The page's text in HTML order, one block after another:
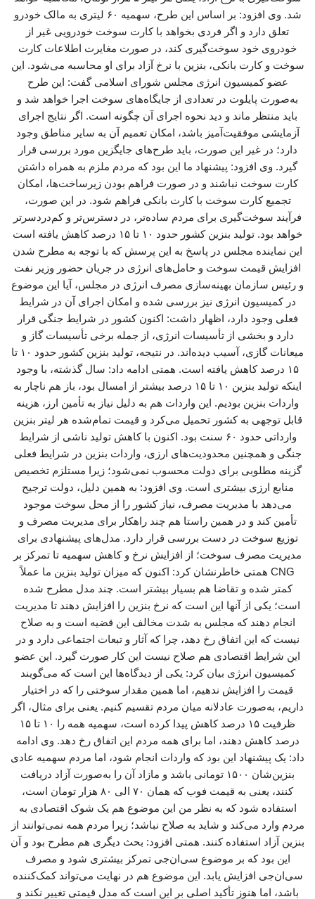
شد. وی افزود: بر اساس این طرح، سهمیه ۶۰ لیتری به مالک خودرو
تعلق دارد و اگر فردی بخواهد با کارت سوخت خودرویی غیر از
خودروی خود سوخت‌گیری کند، در صورت مغایرت اطلاعات کارت
سوخت و کارت بانکی، بنزین با نرخ آزاد برای او محاسبه می‌شود. این
عضو کمیسیون انرژی مجلس شورای اسلامی گفت: این طرح
به‌صورت پایلوت در تعدادی از جایگاه‌های سوخت اجرا خواهد شد و
باید منتظر ماند و دید نحوه اجرای آن چگونه است. اگر نتایج اجرای
آزمایشی موفقیت‌آمیز باشد، امکان تعمیم آن به سایر مناطق وجود
دارد؛ در غیر این صورت، باید طرح‌های جایگزین مورد بررسی قرار
گیرد. وی افزود: پیشنهاد ما این بود که مردم ملزم به همراه داشتن
کارت سوخت نباشند و در صورت فراهم بودن زیرساخت‌ها، امکان
تجمیع کارت سوخت با کارت بانکی فراهم شود. در این صورت،
فرآیند سوخت‌گیری برای مردم ساده‌تر، در دسترس‌تر و کم‌دردسرتر
خواهد بود. تولید بنزین کشور حدود ۱۰ تا ۱۵ درصد کاهش یافته است
این نماینده مجلس در پاسخ به این پرسش که با توجه به مطرح شدن
افزایش قیمت سوخت و حامل‌های انرژی در جریان حضور وزیر نفت
و رئیس سازمان بهینه‌سازی مصرف انرژی در مجلس، آیا این موضوع
در کمیسیون انرژی نیز بررسی شده و امکان اجرای آن در شرایط
فعلی وجود دارد، اظهار داشت: اکنون کشور در شرایط جنگی قرار
دارد و بخشی از تأسیسات انرژی، از جمله برخی تأسیسات گاز و
میعانات گازی، آسیب دیده‌اند. در نتیجه، تولید بنزین کشور حدود ۱۰ تا
۱۵ درصد کاهش یافته است. همتی ادامه داد: سال گذشته، با وجود
اینکه تولید بنزین ۱۰ تا ۱۵ درصد بیشتر از امسال بود، باز هم ناچار به
واردات بنزین بودیم. این واردات هم به دلیل نیاز به تأمین ارز، هزینه
قابل توجهی به کشور تحمیل می‌کرد و قیمت تمام‌شده هر لیتر بنزین
وارداتی حدود ۶۰ سنت بود. اکنون با کاهش تولید ناشی از شرایط
جنگی و همچنین محدودیت‌های ارزی، واردات بنزین در شرایط فعلی
گزینه مطلوبی برای دولت محسوب نمی‌شود؛ زیرا مستلزم تخصیص
منابع ارزی بیشتری است. وی افزود: به همین دلیل، دولت ترجیح
می‌دهد با مدیریت مصرف، نیاز کشور را از محل سوخت موجود
تأمین کند و در همین راستا هم چند راهکار برای مدیریت مصرف و
توزیع سوخت در دست بررسی قرار دارد. مدل‌های پیشنهادی برای
مدیریت مصرف سوخت؛ از افزایش نرخ و کاهش سهمیه تا تمرکز بر
CNG همتی خاطرنشان کرد: اکنون که میزان تولید بنزین ما عملاً
کمتر شده و تقاضا هم بسیار بیشتر است. چند مدل مطرح شده
است؛ یکی از آنها این است که نرخ بنزین را افزایش دهند تا مدیریت
انجام دهند که مجلس به شدت مخالف این قضیه است و به صلاح
نیست که این اتفاق رخ دهد، چرا که آثار و تبعات اجتماعی دارد و در
این شرایط اقتصادی هم صلاح نیست این کار صورت گیرد. این عضو
کمیسیون انرژی بیان کرد: یکی از دیدگاه‌ها این است که می‌گویند
قیمت را افزایش ندهیم، اما همین مقدار سوختی را که در اختیار
داریم، به‌صورت عادلانه میان مردم تقسیم کنیم. یعنی برای مثال، اگر
ظرفیت ۱۵ درصد کاهش پیدا کرده است، سهمیه همه را ۱۰ تا ۱۵
درصد کاهش دهند، اما برای همه مردم این اتفاق رخ دهد. وی ادامه
داد: یک پیشنهاد این بود که واردات انجام شود، اما مردم سهمیه عادی
بنزین‌شان ۱۵۰۰ تومانی باشد و مازاد آن را به‌صورت آزاد دریافت
کنند، یعنی به قیمت فوب که همان ۷۰ الی ۸۰ هزار تومان است،
استفاده شود که به نظر من این موضوع هم یک شوک اقتصادی به
مردم وارد می‌کند و شاید به صلاح نباشد؛ زیرا مردم همه نمی‌توانند از
بنزین آزاد استفاده کنند. همتی افزود: بحث دیگری هم مطرح بود و آن
این بود که بر موضوع سی‌ان‌جی تمرکز بیشتری شود و مصرف
سی‌ان‌جی افزایش یابد. این موضوع هم در نهایت می‌تواند کمک‌کننده
باشد، اما هنوز تأکید اصلی بر این است که مدل قیمتی تغییر نکند و